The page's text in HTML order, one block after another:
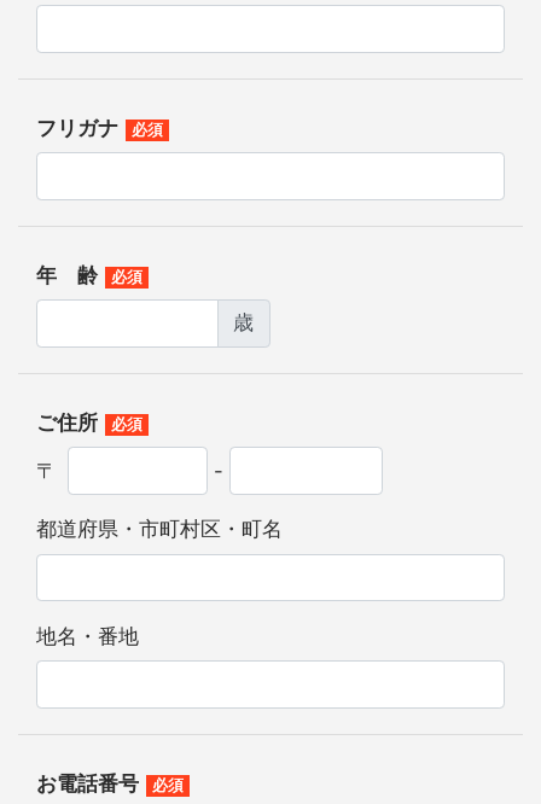
フリガナ 必須
年 齢 必須
歳
ご住所 必須
〒 -
都道府県・市町村区・町名
地名・番地
お電話番号 必須